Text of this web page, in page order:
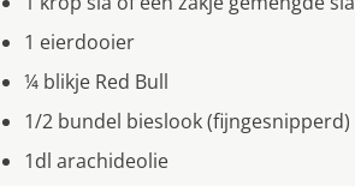
1 eierdooier
¼ blikje Red Bull
1/2 bundel bieslook (fijngesnipperd)
1dl arachideolie